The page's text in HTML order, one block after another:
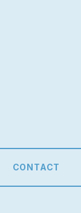
CONTACT